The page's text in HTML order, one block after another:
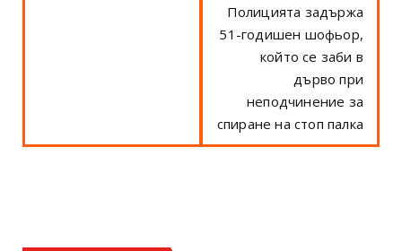
Полицията задържа
51-годишен шофьор,
който се заби в
дърво при
неподчинение за
спиране на стоп палка